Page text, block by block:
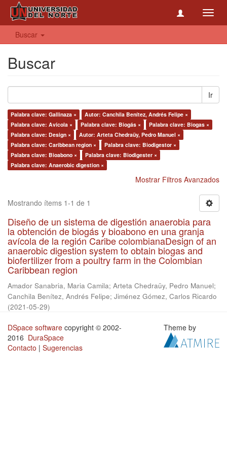
Buscar
Buscar
Ir
Palabra clave: Gallinaza ×
Autor: Canchila Benítez, Andrés Felipe ×
Palabra clave: Avícola ×
Palabra clave: Biogás ×
Palabra clave: Biogas ×
Palabra clave: Design ×
Autor: Arteta Chedraüy, Pedro Manuel ×
Palabra clave: Caribbean region ×
Palabra clave: Biodigestor ×
Palabra clave: Bioabono ×
Palabra clave: Biodigester ×
Palabra clave: Anaerobic digestion ×
Mostrar Filtros Avanzados
Mostrando ítems 1-1 de 1
Diseño de un sistema de digestión anaerobia para
la obtención de biogás y bioabono en una granja
avícola de la región Caribe colombianaDesign of an
anaerobic digestion system to obtain biogas and
biofertilizer from a poultry farm in the Colombian
Caribbean region
Amador Sanabria, Maria Camila; Arteta Chedraüy, Pedro Manuel;
Canchila Benítez, Andrés Felipe; Jiménez Gómez, Carlos Ricardo
(2021-05-29)
DSpace software copyright © 2002-
2016 DuraSpace
Contacto | Sugerencias
Theme by